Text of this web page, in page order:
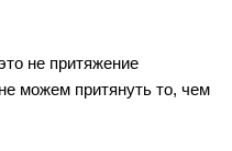
не притяжение
можем притянуть то, чем